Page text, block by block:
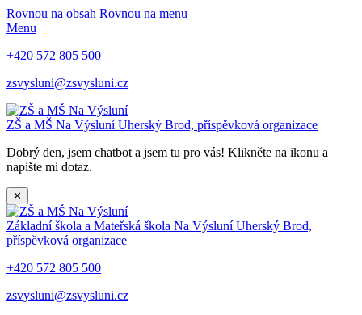
Rovnou na obsah Rovnou na menu
Menu
+420 572 805 500
zsvysluni@zsvysluni.cz
ZŠ a MŠ Na VýsluníUherský Brod, příspěvková organizace
Dobrý den, jsem chatbot a jsem tu pro vás! Klikněte na ikonu a
napište mi dotaz.
✕
Základní škola a Mateřská škola Na VýsluníUherský Brod,
příspěvková organizace
+420 572 805 500
zsvysluni@zsvysluni.cz